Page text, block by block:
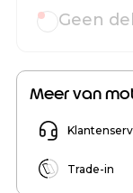
Geen
Meer van
Trade-in